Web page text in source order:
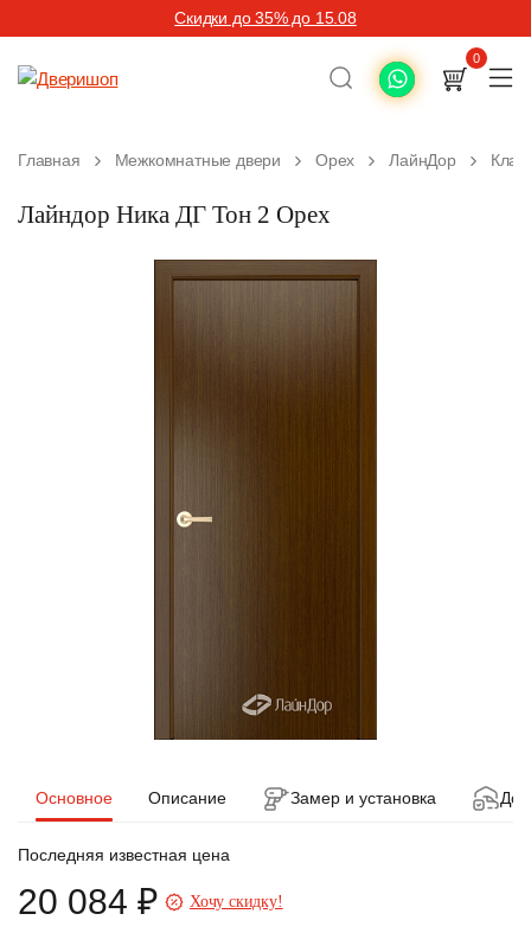
Скидки до 35% до 15.08
0
Главная Межкомнатные двери Орех ЛайнДор
Лайндор Ника ДГ Тон 2 Орех
Основное Описание Замер и установка
Последняя известная цена
20 084 ₽ Хочу скидку!